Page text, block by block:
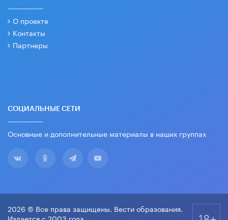
О проекте
Контакты
Партнеры
СОЦИАЛЬНЫЕ СЕТИ
Основные и дополнительные материалы в наших группах
2026 © Все права защищены. Вести образования.